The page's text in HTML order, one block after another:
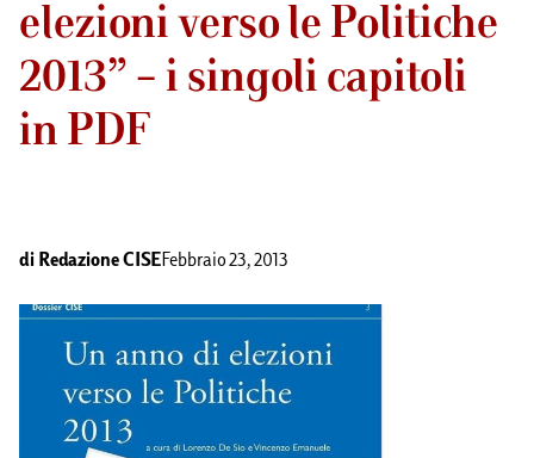
elezioni verso le Politiche
2013” – i singoli capitoli
in PDF
di Redazione CISEFebbraio 23, 2013